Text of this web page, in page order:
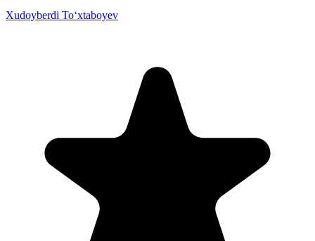
Xudoyberdi To‘xtaboyev